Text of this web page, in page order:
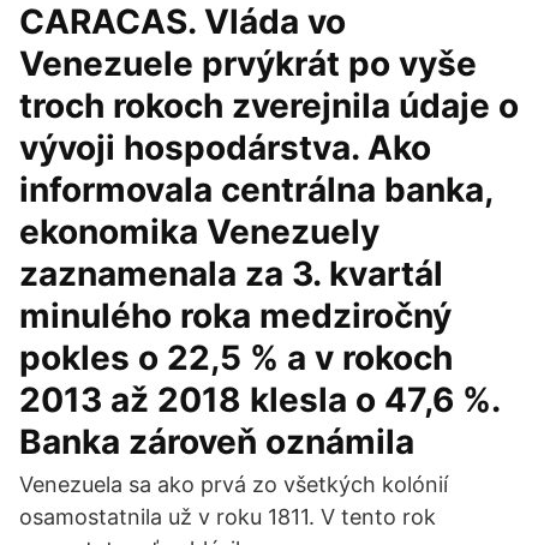
CARACAS. Vláda vo
Venezuele prvýkrát po vyše
troch rokoch zverejnila údaje o
vývoji hospodárstva. Ako
informovala centrálna banka,
ekonomika Venezuely
zaznamenala za 3. kvartál
minulého roka medziročný
pokles o 22,5 % a v rokoch
2013 až 2018 klesla o 47,6 %.
Banka zároveň oznámila
Venezuela sa ako prvá zo všetkých kolónií
osamostatnila už v roku 1811. V tento rok